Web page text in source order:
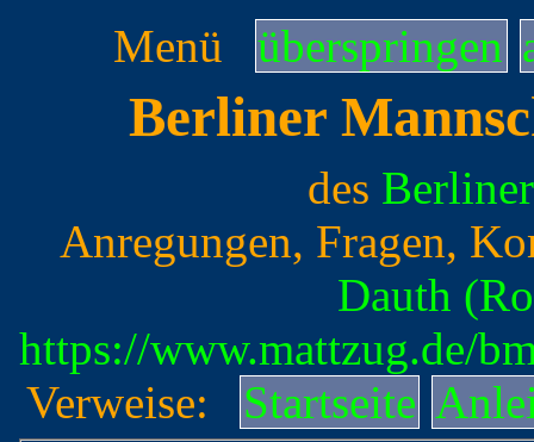
Menü überspringen
Berliner
des
Anregungen, Fragen,
Dauth
https://www.mattzug.de/
Verweise:
Startseite